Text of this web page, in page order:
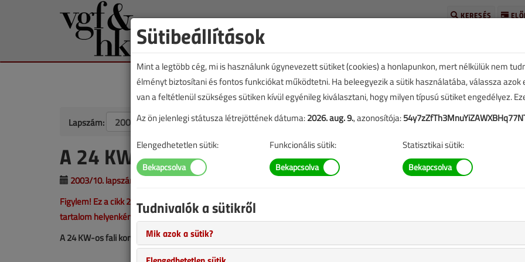
KERESÉS
Lapszám: TARTALOM
A 24 KW-os fali kondenzációs kazánok
2003/10. lapszám
Figylem! Ez a cikk 23 éve frissült utoljára. A benne szereplő információk mára aktualitásukat veszíthették, valamint a
tartalom helyenként hiányos lehet (képek, táblázatok stb.).
A 24 KW-os fali kondenzációs kazánok cikkünkről bővebben olvashat, ha rákattint a címre.
Sütibeállítások
Mint a legtöbb cég, mi is használunk úgynevezett sütiket (cookies) a honlapunkon, mert nélkülük nem
élményt biztosítani és fontos funkciókat működtetni. Ha beleegyezik a sütik használatába, válassza azok
van a feltétlenül szükséges sütiken kívül egyénileg kiválasztani, hogy milyen típusú sütiket engedélyez.
Az ön jelenlegi státusza létrejöttének dátuma:2026. aug. 9., azonosítója:
Elengedhetetlen sütik: Funkcionális sütik: Statisztikai sütik:
Tudnivalók a sütikről
Mik azok a sütik?